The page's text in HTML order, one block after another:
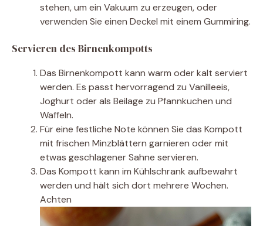
stehen, um ein Vakuum zu erzeugen, oder
verwenden Sie einen Deckel mit einem Gummiring.
Servieren des Birnenkompotts
Das Birnenkompott kann warm oder kalt serviert
werden. Es passt hervorragend zu Vanilleeis,
Joghurt oder als Beilage zu Pfannkuchen und
Waffeln.
Für eine festliche Note können Sie das Kompott
mit frischen Minzblättern garnieren oder mit
etwas geschlagener Sahne servieren.
Das Kompott kann im Kühlschrank aufbewahrt
werden und hält sich dort mehrere Wochen.
Achten